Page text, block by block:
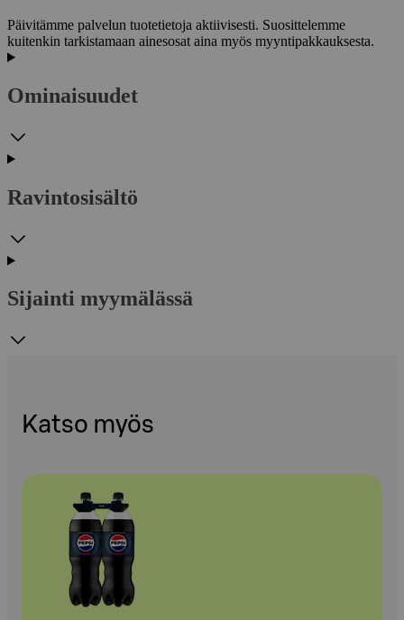
Päivitämme palvelun tuotetietoja aktiivisesti. Suosittelemme
kuitenkin tarkistamaan ainesosat aina myös myyntipakkauksesta.
Ominaisuudet
Ravintosisältö
Sijainti myymälässä
Katso myös